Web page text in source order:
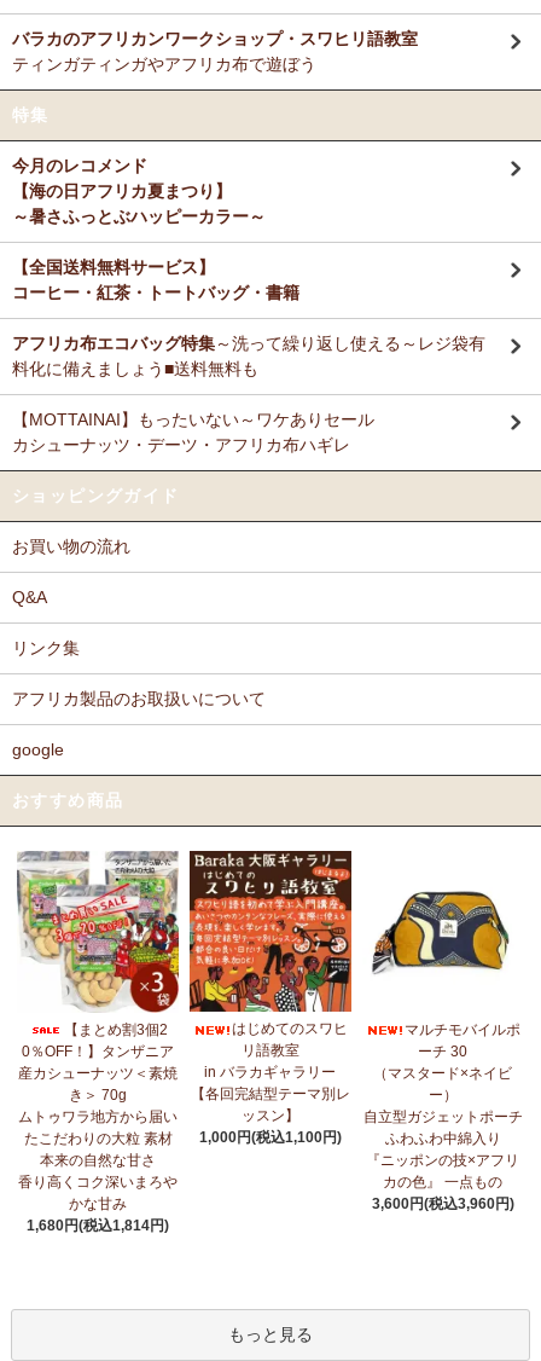
バラカのアフリカンワークショップ・スワヒリ語教室
ティンガティンガやアフリカ布で遊ぼう
特集
今月のレコメンド
【海の日アフリカ夏まつり】
～暑さふっとぶハッピーカラー～
【全国送料無料サービス】
コーヒー・紅茶・トートバッグ・書籍
アフリカ布エコバッグ特集～洗って繰り返し使える～レジ袋有
料化に備えましょう■送料無料も
【MOTTAINAI】もったいない～ワケありセール
カシューナッツ・デーツ・アフリカ布ハギレ
ショッピングガイド
お買い物の流れ
Q&A
リンク集
アフリカ製品のお取扱いについて
google
おすすめ商品
【まとめ割3個2
0％OFF！】タンザニア
産カシューナッツ＜素焼
き＞ 70g
ムトゥワラ地方から届い
たこだわりの大粒 素材
本来の自然な甘さ
香り高くコク深いまろや
かな甘み
1,680円(税込1,814円)
はじめてのスワヒ
リ語教室
in バラカギャラリー
【各回完結型テーマ別レ
ッスン】
1,000円(税込1,100円)
マルチモバイルポ
ーチ 30
（マスタード×ネイビ
ー）
自立型ガジェットポーチ
ふわふわ中綿入り
『ニッポンの技×アフリ
カの色』 一点もの
3,600円(税込3,960円)
もっと見る